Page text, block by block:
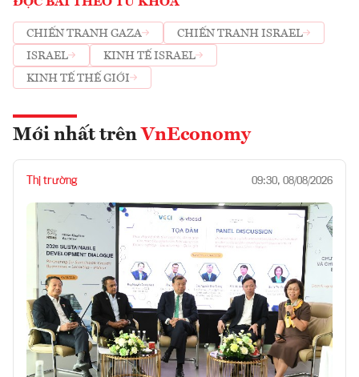
CHIẾN TRANH GAZA
CHIẾN TRANH ISRAEL
ISRAEL
KINH TẾ ISRAEL
KINH TẾ THẾ GIỚI
Mới nhất trên VnEconomy
Thị trường 09:30, 08/08/2026